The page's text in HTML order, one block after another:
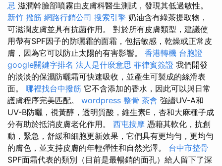
忌 滋潤幹臉部噴霧由皮膚科醫生測試，發現其低過敏性。
新竹 撥筋 網路行銷公司 搜索引擎 奶油含有綠茶提取物，
可滋潤皮膚並具有抗菌作用。 對於所有皮膚類型，建議使
用帶有SPF因子的防曬霜的面霜，包括敏感，乾燥或正常皮
膚，因為它可以防止太陽的有害影響。 香港轉機 台胞證
google關鍵字排名 法人是什麼意思 菲律賓簽證 我們開發
的淡淡的保濕防曬霜可快速吸收，並產生可製成的絲滑表
面。 哪裡找台中撥筋 它不含添加的香水，因此可以與日常
護膚程序完美匹配。 wordpress 整骨 茶會 強譜UV-A和
UV-B防曬，視黃醇，透明質酸，維生素E，杏和大麻種子成
分有助於抵消皮膚老化作用。 西屯按摩 憑藉其軟化，抗創
動，緊急，舒緩和細胞更新效果，它們具有更均勻，更均勻
的膚色，並支持皮膚的年輕彈性和自然光澤。 台中市整骨
SPF面霜代表的類別（目前是最暢銷的面孔）給人留下了深